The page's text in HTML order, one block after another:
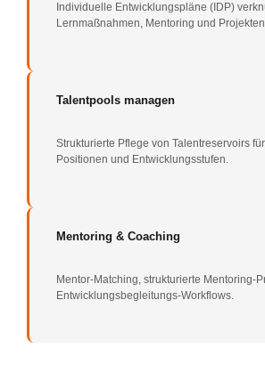
Individuelle Entwicklungspläne (IDP)
Lernmaßnahmen, Mentoring und Projekten.
Talentpools managen
Strukturierte Pflege von Talentreservoirs
Positionen und Entwicklungsstufen.
Mentoring & Coaching
Mentor-Matching, strukturierte Mentoring-
Entwicklungsbegleitungs-Workflows.